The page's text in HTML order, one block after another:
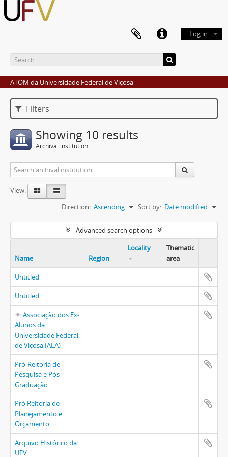
Log in
ATOM da Universidade Federal de Viçosa
Filters
Showing 10 results
Archival institution
View:
Sort by: Date modified
Direction: Ascending
Advanced search options
Name Region
Locality
Thematic
area
Untitled
Untitled
Associação dos Ex-
Alunos da
Universidade Federal
de Viçosa (AEA)
Pró-Reitoria de
Pesquisa e Pós-
Graduação
Pró Reitoria de
Planejamento e
Orçamento
Arquivo Histórico da
UFV